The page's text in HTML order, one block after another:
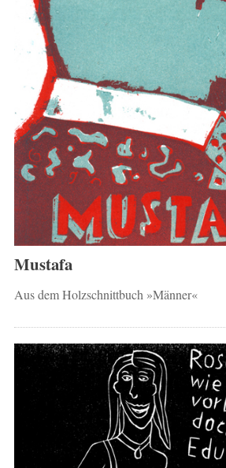
Mustafa
Aus dem Holzschnittbuch »Männer«